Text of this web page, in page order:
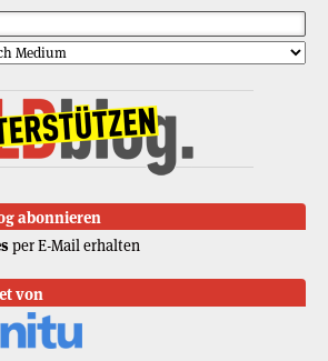
abonnieren
per E-Mail erhalten
von